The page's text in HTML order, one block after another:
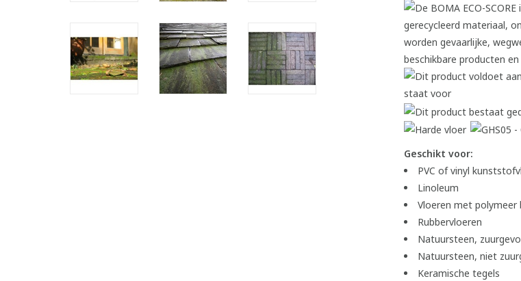
Geschikt voor:
PVC of vinyl
Linoleum
Vloeren met polymeer
Rubbervloeren
Natuursteen,
Natuursteen, niet
Keramische tegels